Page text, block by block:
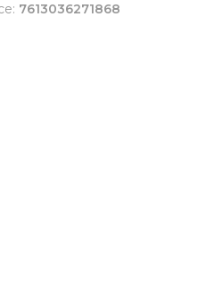
7613036271868